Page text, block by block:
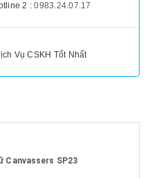
2 :0983.24.07.17
Vụ CSKH Tốt Nhất
Canvassers SP23